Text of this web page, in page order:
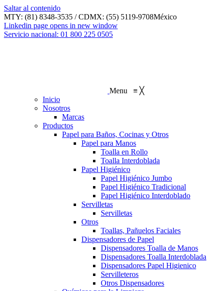
Saltar al contenido
MTY: (81) 8348-3535 / CDMX: (55) 5119-9708México
Linkedin page opens in new window
Servicio nacional: 01 800 225 0505
Menu ≡ ╳
Inicio
Nosotros
Marcas
Productos
Papel para Baños, Cocinas y Otros
Papel para Manos
Toalla en Rollo
Toalla Interdoblada
Papel Higiénico
Papel Higiénico Jumbo
Papel Higiénico Tradicional
Papel Higiénico Interdoblado
Servilletas
Servilletas
Otros
Toallas, Pañuelos Faciales
Dispensadores de Papel
Dispensadores Toalla de Manos
Dispensadores Toalla Interdoblada
Dispensadores Papel Higienico
Servilleteros
Otros Dispensadores